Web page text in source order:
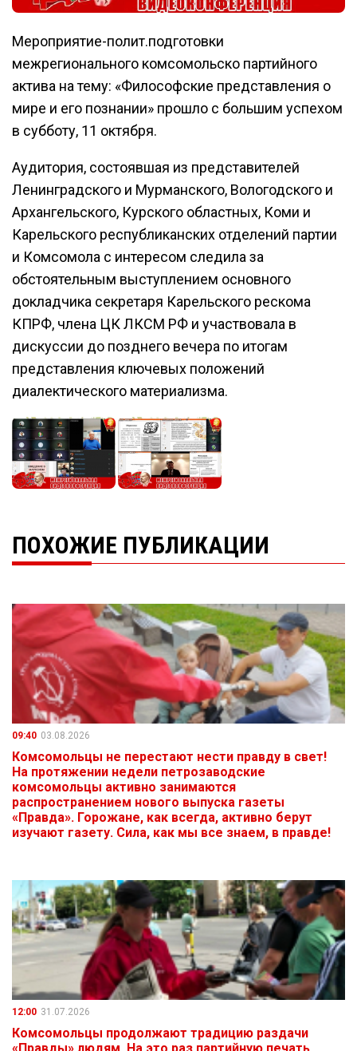
Мероприятие-полит.подготовки
межрегионального комсомольско партийного
актива на тему: «Философские представления о
мире и его познании» прошло с большим успехом
в субботу, 11 октября.
Аудитория, состоявшая из представителей
Ленинградского и Мурманского, Вологодского и
Архангельского, Курского областных, Коми и
Карельского республиканских отделений партии
и Комсомола с интересом следила за
обстоятельным выступлением основного
докладчика секретаря Карельского рескома
КПРФ, члена ЦК ЛКСМ РФ и участвовала в
дискуссии до позднего вечера по итогам
представления ключевых положений
диалектического материализма.
ПОХОЖИЕ ПУБЛИКАЦИИ
09:40 03.08.2026
Комсомольцы не перестают нести правду в свет!
На протяжении недели петрозаводские
комсомольцы активно занимаются
распространением нового выпуска газеты
«Правда». Горожане, как всегда, активно берут
изучают газету. Сила, как мы все знаем, в правде!
12:00 31.07.2026
Комсомольцы продолжают традицию раздачи